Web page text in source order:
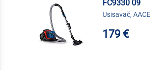
FC9330 09
Usisavač,
179 €